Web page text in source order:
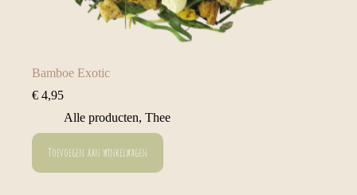
Bamboe Exotic
€ 4,95
Alle producten, Thee
Toevoegen aan winkelwagen